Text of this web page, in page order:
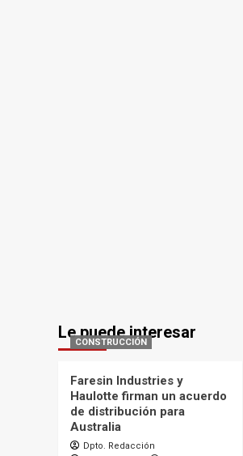
Le puede interesar
CONSTRUCCIÓN
Faresin Industries y
Haulotte firman un acuerdo
de distribución para
Australia
Dpto. Redacción